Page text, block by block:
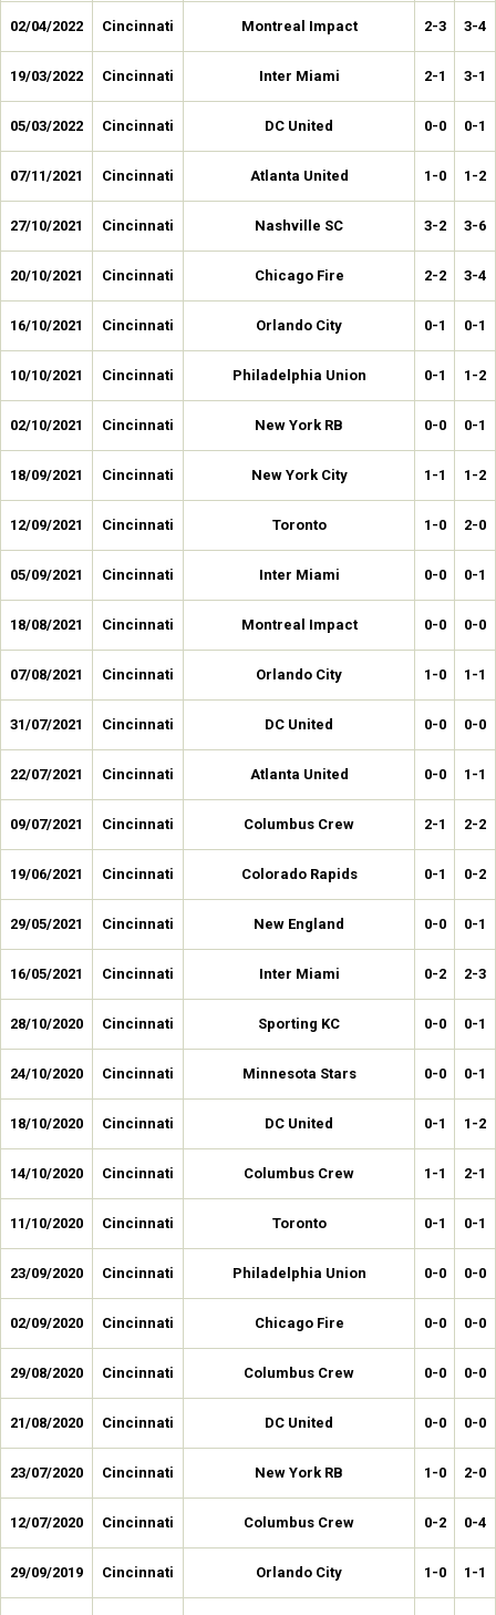
02/04/2022 Cincinnati Montreal Impact 2-3 3-4
19/03/2022 Cincinnati Inter Miami 2-1 3-1
05/03/2022 Cincinnati DC United 0-0 0-1
07/11/2021 Cincinnati Atlanta United 1-0 1-2
27/10/2021 Cincinnati Nashville SC 3-2 3-6
20/10/2021 Cincinnati Chicago Fire 2-2 3-4
16/10/2021 Cincinnati Orlando City 0-1 0-1
10/10/2021 Cincinnati Philadelphia Union 0-1 1-2
02/10/2021 Cincinnati New York RB 0-0 0-1
18/09/2021 Cincinnati New York City 1-1 1-2
12/09/2021 Cincinnati Toronto 1-0 2-0
05/09/2021 Cincinnati Inter Miami 0-0 0-1
18/08/2021 Cincinnati Montreal Impact 0-0 0-0
07/08/2021 Cincinnati Orlando City 1-0 1-1
31/07/2021 Cincinnati DC United 0-0 0-0
22/07/2021 Cincinnati Atlanta United 0-0 1-1
09/07/2021 Cincinnati Columbus Crew 2-1 2-2
19/06/2021 Cincinnati Colorado Rapids 0-1 0-2
29/05/2021 Cincinnati New England 0-0 0-1
16/05/2021 Cincinnati Inter Miami 0-2 2-3
28/10/2020 Cincinnati Sporting KC 0-0 0-1
24/10/2020 Cincinnati Minnesota Stars 0-0 0-1
18/10/2020 Cincinnati DC United 0-1 1-2
14/10/2020 Cincinnati Columbus Crew 1-1 2-1
11/10/2020 Cincinnati Toronto 0-1 0-1
23/09/2020 Cincinnati Philadelphia Union 0-0 0-0
02/09/2020 Cincinnati Chicago Fire 0-0 0-0
29/08/2020 Cincinnati Columbus Crew 0-0 0-0
21/08/2020 Cincinnati DC United 0-0 0-0
23/07/2020 Cincinnati New York RB 1-0 2-0
12/07/2020 Cincinnati Columbus Crew 0-2 0-4
29/09/2019 Cincinnati Orlando City 1-0 1-1